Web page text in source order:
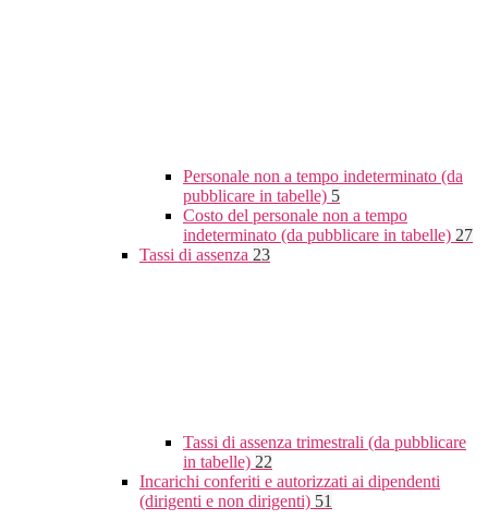
Personale non a tempo indeterminato (da
pubblicare in tabelle) 5
Costo del personale non a tempo
indeterminato (da pubblicare in tabelle) 27
Tassi di assenza 23
Tassi di assenza trimestrali (da pubblicare
in tabelle) 22
Incarichi conferiti e autorizzati ai dipendenti
(dirigenti e non dirigenti) 51